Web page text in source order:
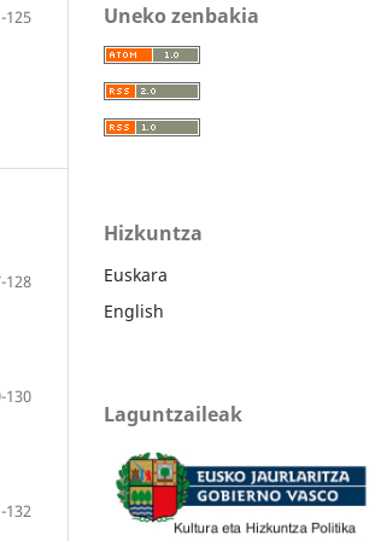
125
128
130
132
Uneko zenbakia
Hizkuntza
Euskara
English
Laguntzaileak